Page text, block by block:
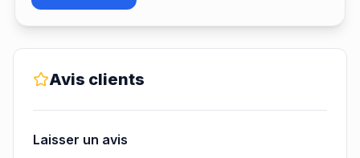
Avis clients
Laisser un avis